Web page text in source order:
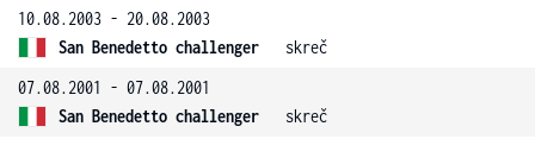
10.08.2003 - 20.08.2003
San Benedetto challenger
skreč
07.08.2001 - 07.08.2001
San Benedetto challenger
skreč